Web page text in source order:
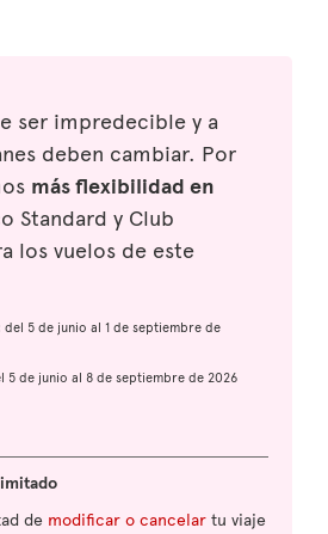
ser impredecible y a
deben cambiar. Por
más flexibilidad en
Standard y Club
los vuelos de este
del 5 de junio al 1 de septiembre de
5 de junio al 8 de septiembre de 2026
de modificar o cancelar tu viaje